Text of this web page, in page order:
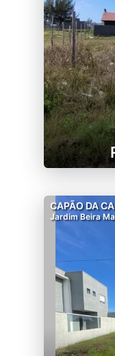
CAPÃO DA
Jardim Beira